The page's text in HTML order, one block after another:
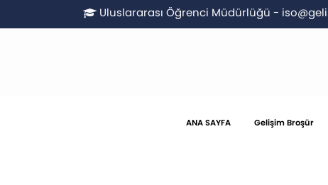
Uluslararası Öğrenci Müdürlüğü -
ANA SAYFA Gelişim Broşür